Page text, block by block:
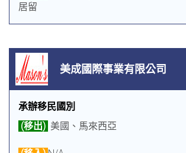
居留
美成國際事業有限公司
承辦移民國別
(移出) 美國、馬來西亞